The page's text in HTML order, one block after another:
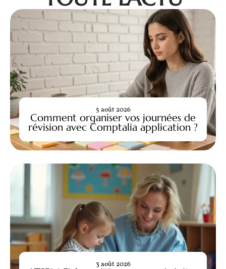
Comment organiser vos journées de
révision avec Comptalia application ?
5 août 2026
3 août 2026